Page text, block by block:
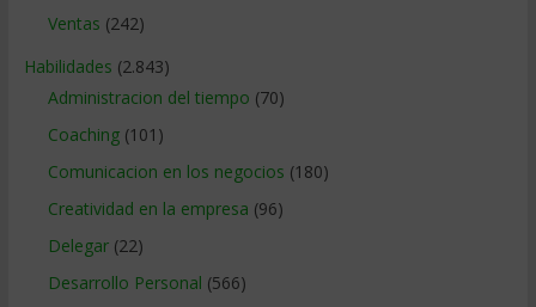
Ventas (242)
Habilidades (2.843)
Administracion del tiempo (70)
Coaching(101)
Comunicacion en los negocios (180)
Creatividad en la empresa (96)
Delegar(22)
Desarrollo Personal (566)